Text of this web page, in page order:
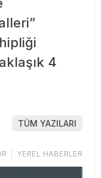
4
TÜM YAZILARI
YEREL HABERLER